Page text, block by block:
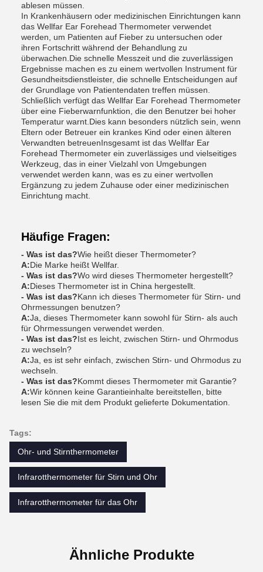
ablesen müssen.
In Krankenhäusern oder medizinischen Einrichtungen kann
das Wellfar Ear Forehead Thermometer verwendet
werden, um Patienten auf Fieber zu untersuchen oder
ihren Fortschritt während der Behandlung zu
überwachen.Die schnelle Messzeit und die zuverlässigen
Ergebnisse machen es zu einem wertvollen Instrument für
Gesundheitsdienstleister, die schnelle Entscheidungen auf
der Grundlage von Patientendaten treffen müssen.
Schließlich verfügt das Wellfar Ear Forehead Thermometer
über eine Fieberwarnfunktion, die den Benutzer bei hoher
Temperatur warnt.Dies kann besonders nützlich sein, wenn
Eltern oder Betreuer ein krankes Kind oder einen älteren
Verwandten betreuenInsgesamt ist das Wellfar Ear
Forehead Thermometer ein zuverlässiges und vielseitiges
Werkzeug, das in einer Vielzahl von Umgebungen
verwendet werden kann, was es zu einer wertvollen
Ergänzung zu jedem Zuhause oder einer medizinischen
Einrichtung macht.
Häufige Fragen:
- Was ist das?Wie heißt dieser Thermometer?
A:Die Marke heißt Wellfar.
- Was ist das?Wo wird dieses Thermometer hergestellt?
A:Dieses Thermometer ist in China hergestellt.
- Was ist das?Kann ich dieses Thermometer für Stirn- und
Ohrmessungen benutzen?
A:Ja, dieses Thermometer kann sowohl für Stirn- als auch
für Ohrmessungen verwendet werden.
- Was ist das?Ist es leicht, zwischen Stirn- und Ohrmodus
zu wechseln?
A:Ja, es ist sehr einfach, zwischen Stirn- und Ohrmodus zu
wechseln.
- Was ist das?Kommt dieses Thermometer mit Garantie?
A:Wir können keine Garantieinhalte bereitstellen, bitte
lesen Sie die mit dem Produkt gelieferte Dokumentation.
Tags:
Ohr- und Stirnthermometer
Infrarotthermometer für Stirn und Ohr
Infrarotthermometer für das Ohr
Ähnliche Produkte